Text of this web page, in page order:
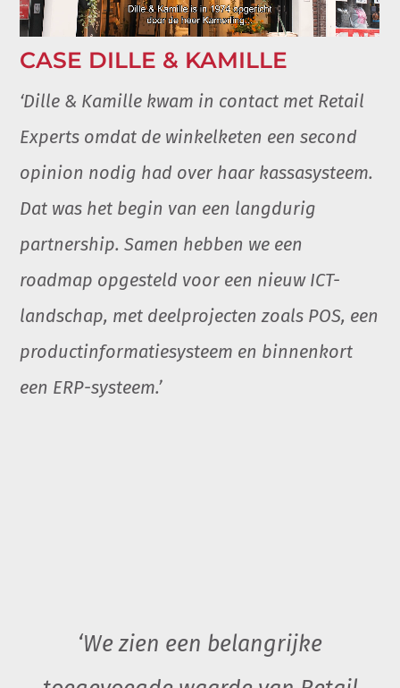
CASE DILLE & KAMILLE
‘Dille & Kamille kwam in contact met Retail
Experts omdat de winkelketen een second
opinion nodig had over haar kassasysteem.
Dat was het begin van een langdurig
partnership. Samen hebben we een
roadmap opgesteld voor een nieuw ICT-
landschap, met deelprojecten zoals POS, een
productinformatiesysteem en binnenkort
een ERP-systeem.’
‘We zien een belangrijke